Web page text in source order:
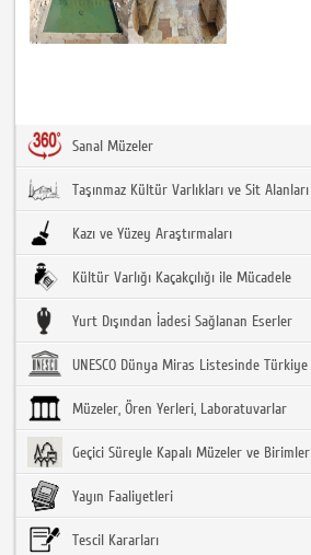
Sanal Müzeler
Taşınmaz Kültür Varlıkları ve Sit Alanları
Kazı ve Yüzey Araştırmaları
Kültür Varlığı Kaçakçılığı ile Mücadele
Yurt Dışından İadesi Sağlanan Eserler
UNESCO Dünya Miras Listesinde Türkiye
Müzeler, Ören Yerleri, Laboratuvarlar
Geçici Süreyle Kapalı Müzeler ve Birimler
Yayın Faaliyetleri
Tescil Kararları